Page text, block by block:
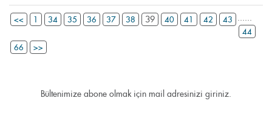
<< 1 ...
34 35 36 37 38 39 40 41 42
43
44
...
66 >>
Bültenimize abone olmak için mail adresinizi giriniz.